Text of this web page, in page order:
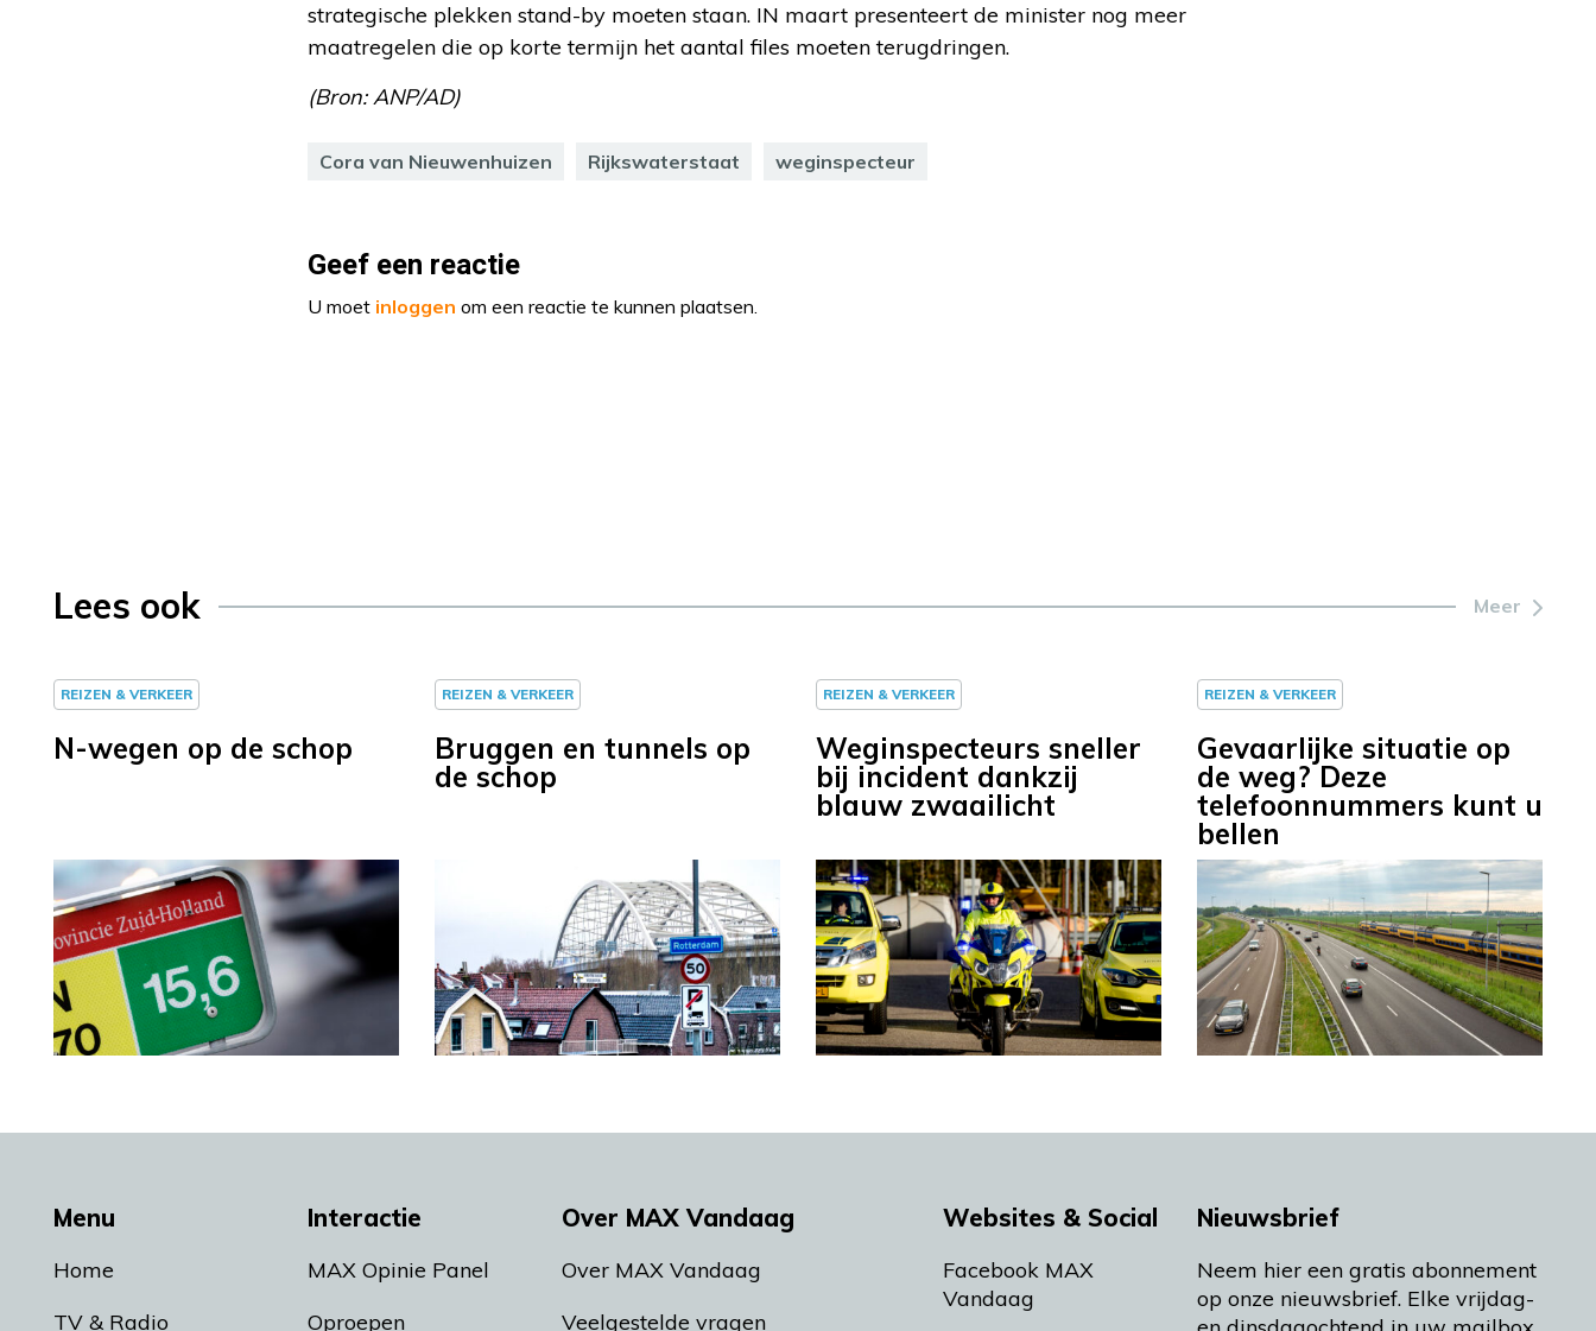
strategische plekken stand-by moeten staan. IN maart presenteert de minister nog meer
maatregelen die op korte termijn het aantal files moeten terugdringen.
(Bron: ANP/AD)
Cora van Nieuwenhuizen Rijkswaterstaat weginspecteur
Geef een reactie
U moet inloggen om een reactie te kunnen plaatsen.
Lees ook Meer
REIZEN & VERKEER
N-wegen op de schop
REIZEN & VERKEER
Bruggen en tunnels op
de schop
REIZEN & VERKEER
Weginspecteurs sneller
bij incident dankzij
blauw zwaailicht
REIZEN & VERKEER
Gevaarlijke situatie op
de weg? Deze
telefoonnummers kunt u
bellen
Menu
Home
TV & Radio
Interactie
MAX Opinie Panel
Oproepen
Over MAX Vandaag
Over MAX Vandaag
Veelgestelde vragen
Websites & Social
Facebook MAX
Vandaag
Nieuwsbrief
Neem hier een gratis abonnement
op onze nieuwsbrief. Elke vrijdag-